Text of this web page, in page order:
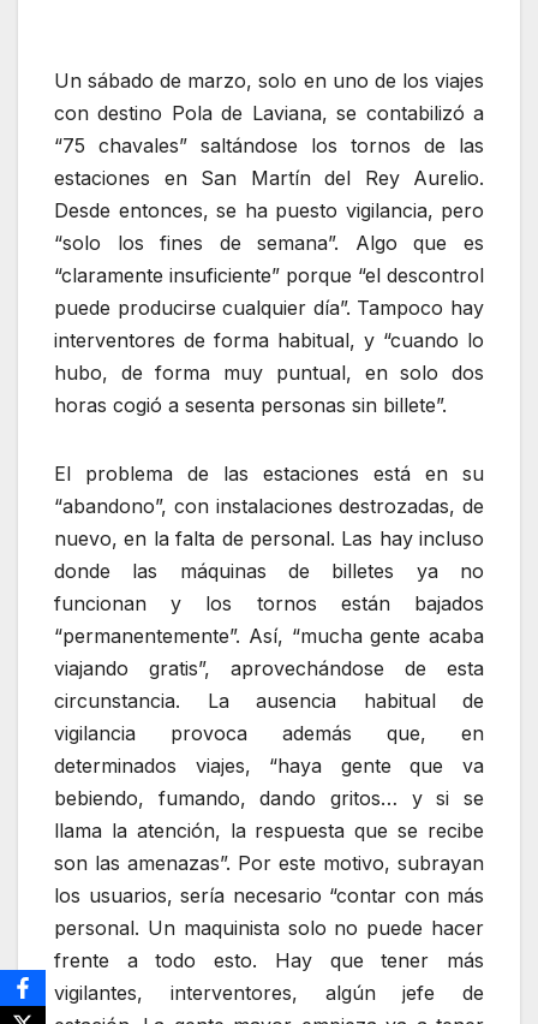
Un sábado de marzo, solo en uno de los viajes
con destino Pola de Laviana, se contabilizó a
“75 chavales” saltándose los tornos de las
estaciones en San Martín del Rey Aurelio.
Desde entonces, se ha puesto vigilancia, pero
“solo los fines de semana”. Algo que es
“claramente insuficiente” porque “el descontrol
puede producirse cualquier día”. Tampoco hay
interventores de forma habitual, y “cuando lo
hubo, de forma muy puntual, en solo dos
horas cogió a sesenta personas sin billete”.
El problema de las estaciones está en su
“abandono”, con instalaciones destrozadas, de
nuevo, en la falta de personal. Las hay incluso
donde las máquinas de billetes ya no
funcionan y los tornos están bajados
“permanentemente”. Así, “mucha gente acaba
viajando gratis”, aprovechándose de esta
circunstancia. La ausencia habitual de
vigilancia provoca además que, en
determinados viajes, “haya gente que va
bebiendo, fumando, dando gritos… y si se
llama la atención, la respuesta que se recibe
son las amenazas”. Por este motivo, subrayan
los usuarios, sería necesario “contar con más
personal. Un maquinista solo no puede hacer
frente a todo esto. Hay que tener más
vigilantes, interventores, algún jefe de